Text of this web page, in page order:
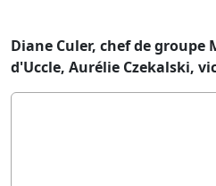
Diane Culer, chef de groupe
d'Uccle, Aurélie Czekalski,